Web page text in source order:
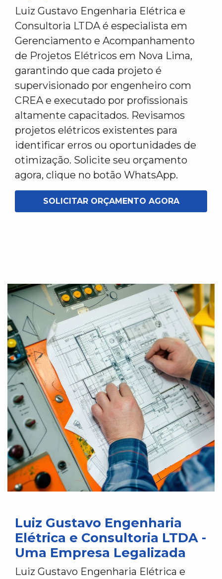
Luiz Gustavo Engenharia Elétrica e
Consultoria LTDA é especialista em
Gerenciamento e Acompanhamento
de Projetos Elétricos em Nova Lima,
garantindo que cada projeto é
supervisionado por engenheiro com
CREA e executado por profissionais
altamente capacitados. Revisamos
projetos elétricos existentes para
identificar erros ou oportunidades de
otimização. Solicite seu orçamento
agora, clique no botão WhatsApp.
SOLICITAR ORÇAMENTO AGORA
Luiz Gustavo Engenharia
Elétrica e Consultoria LTDA -
Uma Empresa Legalizada
Luiz Gustavo Engenharia Elétrica e